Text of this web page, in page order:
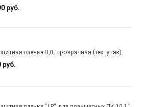
руб.
плёнка 8,0, прозрачная (тех. упак).
руб.